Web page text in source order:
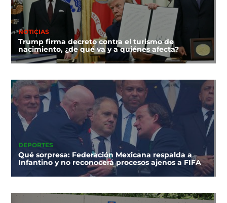
NOTICIAS
Trump firma decreto contra el turismo de
nacimiento, ¿de qué va y a quiénes afecta?
DEPORTES
Qué sorpresa: Federación Mexicana respalda a
Infantino y no reconocerá procesos ajenos a FIFA